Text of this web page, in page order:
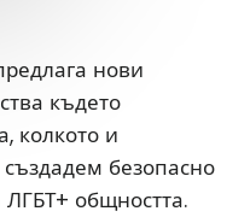
нови
където
колкото и
безопасно
общността.